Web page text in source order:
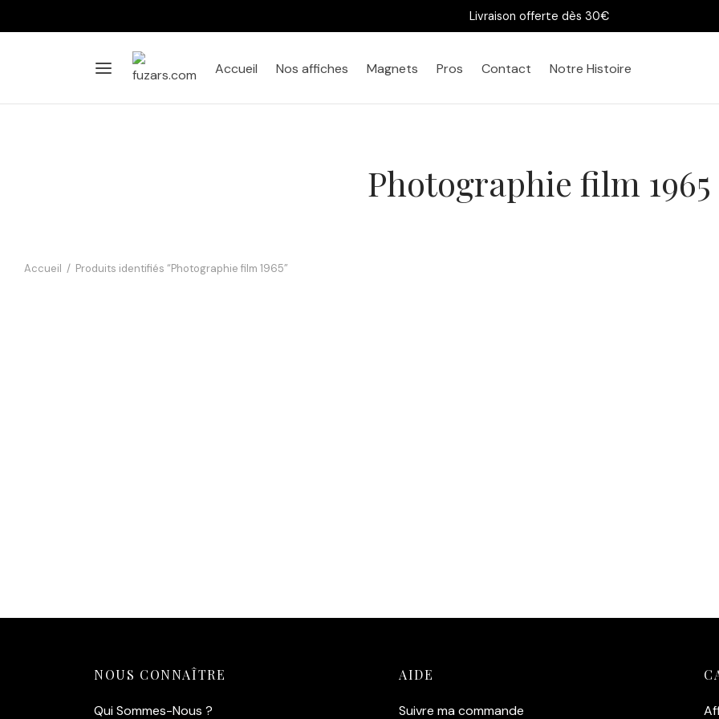
Livraison offerte dès 30€
Accueil Nos affiches Magnets Pros Contact Notre Histoire
Photographie film 1965
Accueil / Produits identifiés “Photographie film 1965”
NOUS CONNAÎTRE
Qui Sommes-Nous ?
AIDE
Suivre ma commande